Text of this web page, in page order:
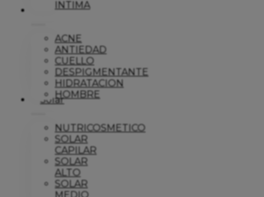
INTIMA
Dermo
ACNE
ANTIEDAD
CUELLO
DESPIGMENTANTE
HIDRATACION
HOMBRE
Solar
NUTRICOSMETICO
SOLAR
CAPILAR
SOLAR
ALTO
SOLAR